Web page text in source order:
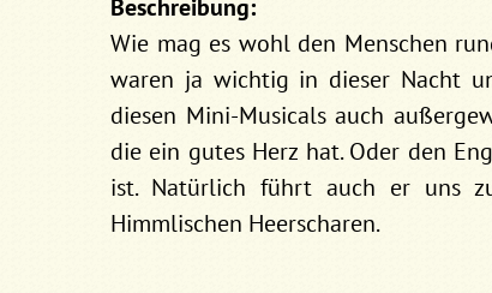
Beschreibung:
Wie mag es wohl den Menschen
waren ja wichtig in dieser Nacht
diesen Mini-Musicals auch
die ein gutes Herz hat. Oder den
ist. Natürlich führt auch er uns
Himmlischen Heerscharen.